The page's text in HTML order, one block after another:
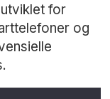
for
og